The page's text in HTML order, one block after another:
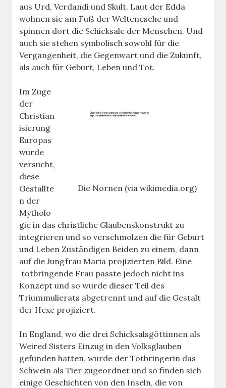
aus Urd, Verdandi und Skult. Laut der Edda
wohnen sie am Fuß der Weltenesche und
spinnen dort die Schicksale der Menschen. Und
auch sie stehen symbolisch sowohl für die
Vergangenheit, die Gegenwart und die Zukunft,
als auch für Geburt, Leben und Tot.
Die Nornen (via wikimedia.org)
Im Zuge
der
Christian
isierung
Europas
wurde
versucht,
diese
Gestallte
n der
Mytholo
gie in das christliche Glaubenskonstrukt zu
integrieren und so verschmolzen die für Geburt
und Leben Zuständigen Beiden zu einem, dann
auf die Jungfrau Maria projizierten Bild. Eine
totbringende Frau passte jedoch nicht ins
Konzept und so wurde dieser Teil des
Triummulierats abgetrennt und auf die Gestalt
der Hexe projiziert.
In England, wo die drei Schicksalsgöttinnen als
Weired Sisters Einzug in den Volksglauben
gefunden hatten, wurde der Totbringerin das
Schwein als Tier zugeordnet und so finden sich
einige Geschichten von den Inseln, die von